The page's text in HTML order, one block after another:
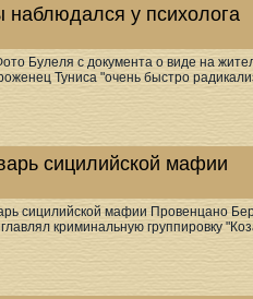
наблюдался у психолога
Булеля с документа о виде на
Туниса "очень быстро
сицилийской мафии
сицилийской мафии Провенцано
криминальную группировку